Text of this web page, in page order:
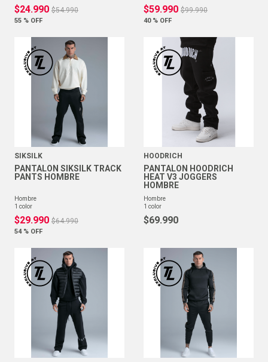
$24.990 $54.990
55 % OFF
$59.990 $99.990
40 % OFF
SIKSILK
PANTALON SIKSILK TRACK
PANTS HOMBRE
hombre
1 color
$29.990 $64.990
54 % OFF
HOODRICH
PANTALON HOODRICH
HEAT V3 JOGGERS
HOMBRE
hombre
1 color
$69.990